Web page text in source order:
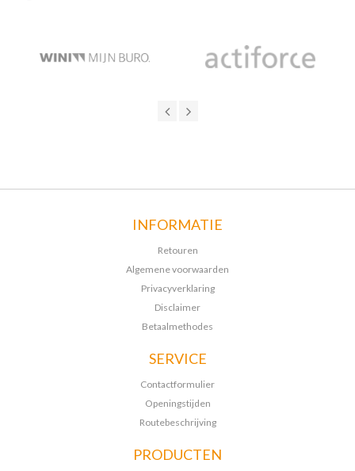
INFORMATIE
Retouren
Algemene voorwaarden
Privacyverklaring
Disclaimer
Betaalmethodes
SERVICE
Contactformulier
Openingstijden
Routebeschrijving
PRODUCTEN